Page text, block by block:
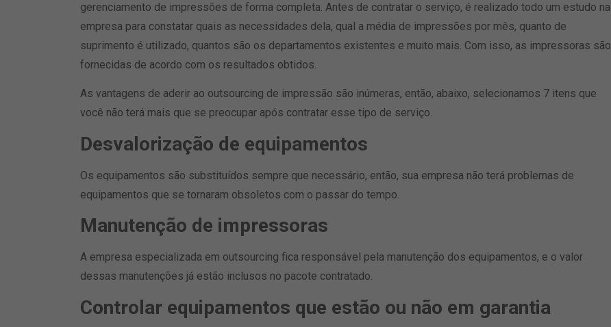
gerenciamento de impressões de forma completa. Antes de contratar o serviço, é realizado todo um estudo na
empresa para constatar quais as necessidades dela, qual a média de impressões por mês, quanto de
suprimento é utilizado, quantos são os departamentos existentes e muito mais. Com isso, as impressoras são
fornecidas de acordo com os resultados obtidos.
As vantagens de aderir ao outsourcing de impressão são inúmeras, então, abaixo, selecionamos 7 itens que
você não terá mais que se preocupar após contratar esse tipo de serviço.
Desvalorização de equipamentos
Os equipamentos são substituídos sempre que necessário, então, sua empresa não terá problemas de
equipamentos que se tornaram obsoletos com o passar do tempo.
Manutenção de impressoras
A empresa especializada em outsourcing fica responsável pela manutenção dos equipamentos, e o valor
dessas manutenções já estão inclusos no pacote contratado.
Controlar equipamentos que estão ou não em garantia